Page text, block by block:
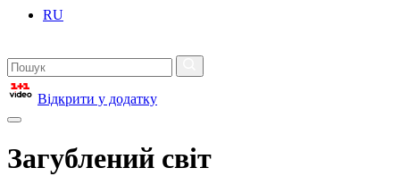
RU
Відкрити у додатку
Загублений світ